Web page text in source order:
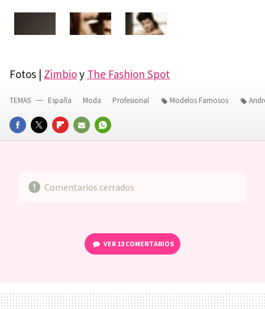
Fotos | Zimbioy The Fashion Spot
FACEBOOKTWITTERFLIPBOARD
E-
WHATSAPP
TEMAS España Moda Profesional Modelos Famosos
Comentarios cerrados
VER 13 COMENTARIOS